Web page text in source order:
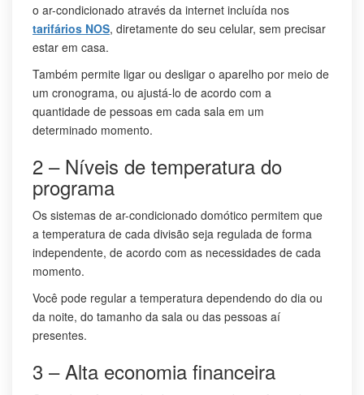
o ar-condicionado através da internet incluída nos
tarifários NOS, diretamente do seu celular, sem precisar
estar em casa.
Também permite ligar ou desligar o aparelho por meio de
um cronograma, ou ajustá-lo de acordo com a
quantidade de pessoas em cada sala em um
determinado momento.
2 – Níveis de temperatura do
programa
Os sistemas de ar-condicionado domótico permitem que
a temperatura de cada divisão seja regulada de forma
independente, de acordo com as necessidades de cada
momento.
Você pode regular a temperatura dependendo do dia ou
da noite, do tamanho da sala ou das pessoas aí
presentes.
3 – Alta economia financeira